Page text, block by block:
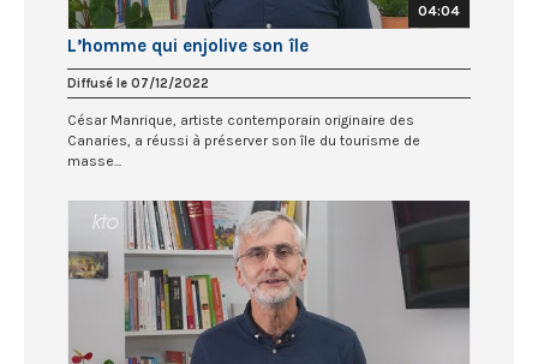
04:04
L’homme qui enjolive son île
Diffusé le 07/12/2022
César Manrique, artiste contemporain originaire des
Canaries, a réussi à préserver son île du tourisme de
masse...